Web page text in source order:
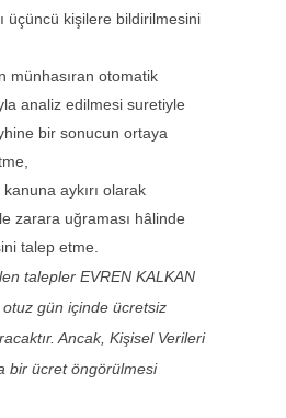
üçüncü kişilere bildirilmesini
münhasıran otomatik
analiz edilmesi suretiyle
bir sonucun ortaya
aykırı olarak
zarara uğraması hâlinde
talep etme.
talepler EVREN KALKAN
gün içinde ücretsiz
Ancak, Kişisel Verileri
bir ücret öngörülmesi